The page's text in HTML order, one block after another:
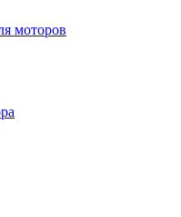
моторов